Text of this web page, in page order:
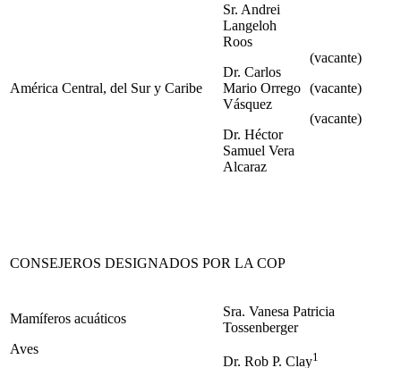
América Central, del Sur y Caribe
Sr. Andrei
Langeloh
Roos
Dr. Carlos
Mario Orrego
Vásquez
Dr. Héctor
Samuel Vera
Alcaraz
(vacante)
(vacante)
(vacante)
CONSEJEROS DESIGNADOS POR LA COP
Mamíferos acuáticos
Aves
Sra. Vanesa Patricia
Tossenberger
Dr. Rob P. Clay1